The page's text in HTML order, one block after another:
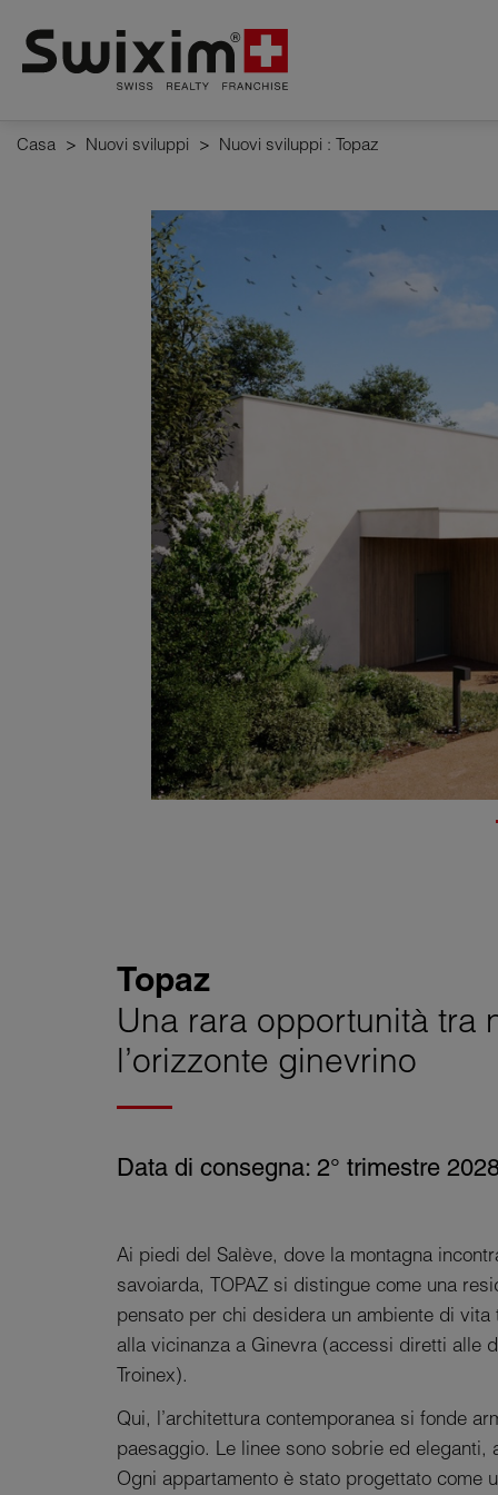
Casa > Nuovi sviluppi > Nuovi sviluppi : Topaz
Topaz
Una rara opportunità tra
l’orizzonte ginevrino
Data di consegna: 2° trimestre
Ai piedi del Salève, dove la montagna
savoiarda, TOPAZ si distingue come una
pensato per chi desidera un ambiente di
alla vicinanza a Ginevra (accessi diretti alle
Troinex).
Qui, l’architettura contemporanea si fonde
paesaggio. Le linee sono sobrie ed eleganti,
Ogni appartamento è stato progettato come